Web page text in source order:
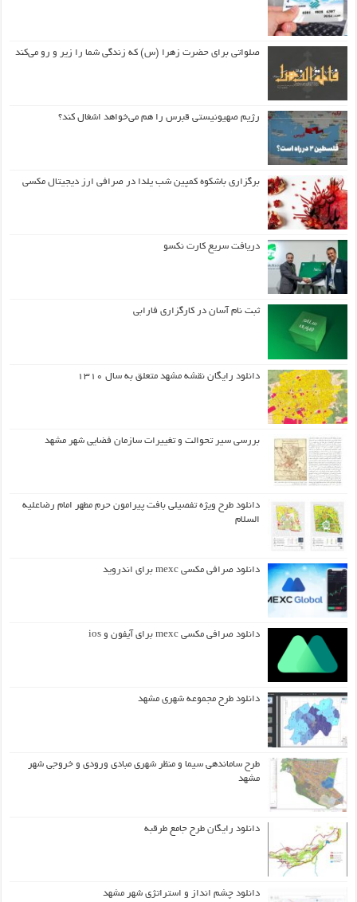
صلواتی برای حضرت زهرا (س) که زندگی شما را زیر و رو می‌کند
رژیم صهیونیستی قبرس را هم می‌خواهد اشغال کند؟
برگزاری باشکوه کمپین شب یلدا در صرافی ارز دیجیتال مکسی
دریافت سریع کارت نکسو
ثبت نام آسان در کارگزاری فارابی
دانلود رایگان نقشه مشهد متعلق به سال ۱۳۱۰
بررسی سیر تحوالت و تغییرات سازمان فضایی شهر مشهد
دانلود طرح ويژه تفصيلي بافت پيرامون حرم مطهر امام رضاعليه
السلام
دانلود صرافی مکسی mexc برای اندروید
دانلود صرافی مکسی mexc برای آیفون و ios
دانلود طرح مجموعه شهری مشهد
طرح ساماندهی سیما و منظر شهری مبادی ورودی و خروجی شهر
مشهد
دانلود رایگان طرح جامع طرقبه
دانلود چشم انداز و استراتژی شهر مشهد